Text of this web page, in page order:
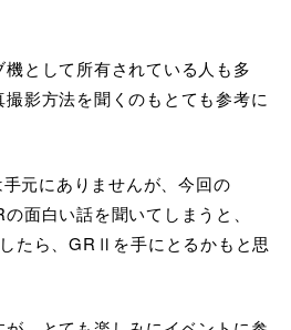
として所有されている人も多
撮影方法を聞くのもとても参考に
元にありませんが、今回の
面白い話を聞いてしまうと、
たら、GRⅡを手にとるかもと思